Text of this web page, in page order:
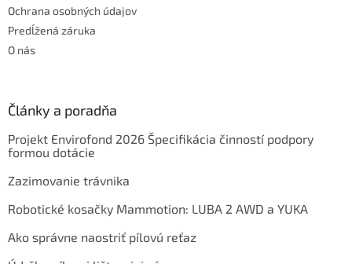
Ochrana osobných údajov
Predĺžená záruka
O nás
Články a poradňa
Projekt Envirofond 2026 Špecifikácia činností podpory
formou dotácie
Zazimovanie trávnika
Robotické kosačky Mammotion: LUBA 2 AWD a YUKA
Ako správne naostriť pílovú reťaz